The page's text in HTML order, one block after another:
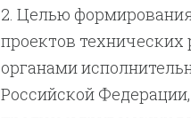
2. Целью
проектов
органами
Российской